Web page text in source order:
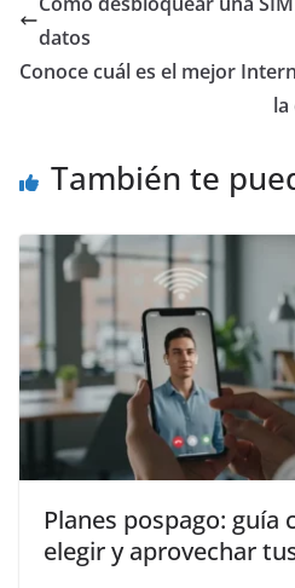
datos
Conoce cuál es el mejor
la
También te
Planes pospago: guía
elegir y aprovechar